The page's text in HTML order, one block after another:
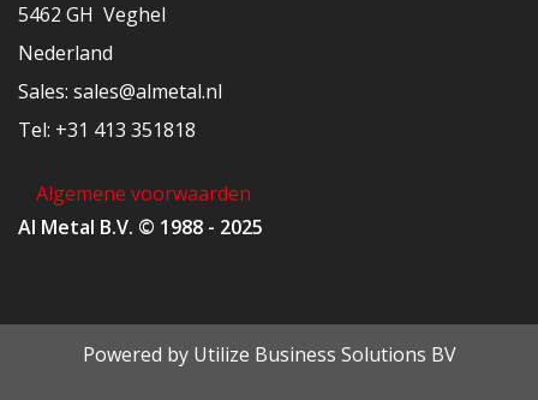
5462 GH Veghel
Nederland
​Sales: sales@almetal.nl
​Tel: +31 413 351818
Algemene voorwaarden
Al Metal B.V. © 1988 - 2025
Powered by Utilize Business Solutions BV